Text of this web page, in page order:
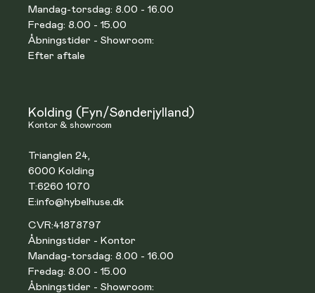
Mandag-torsdag: 8.00 - 16.00
Fredag: 8.00 - 15.00
Åbningstider - Showroom:
Efter aftale
Kolding (Fyn/Sønderjylland)
Kontor & showroom
Trianglen 24,
6000 Kolding
T:6260 1070
E:info@hybelhuse.dk
CVR:41878797
Åbningstider - Kontor
Mandag-torsdag: 8.00 - 16.00
Fredag: 8.00 - 15.00
Åbningstider - Showroom: